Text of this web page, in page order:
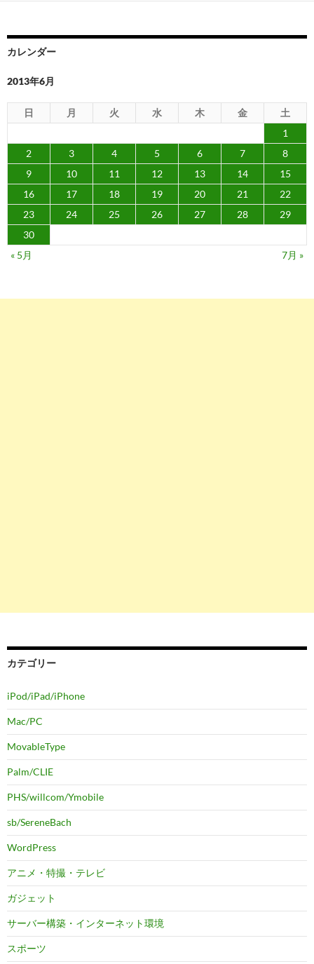
カレンダー
2013年6月
日 月 火 水 木 金
土
1
2
3 4 5 6 7
8
9
10 11 12 13 14
15
16
17 18 19 20 21
22
23
24 25 26 27 28
29
30
« 5月
7月 »
カテゴリー
iPod/iPad/iPhone
Mac/PC
MovableType
Palm/CLIE
PHS/willcom/Ymobile
sb/SereneBach
WordPress
アニメ・特撮・テレビ
ガジェット
サーバー構築・インターネット環境
スポーツ